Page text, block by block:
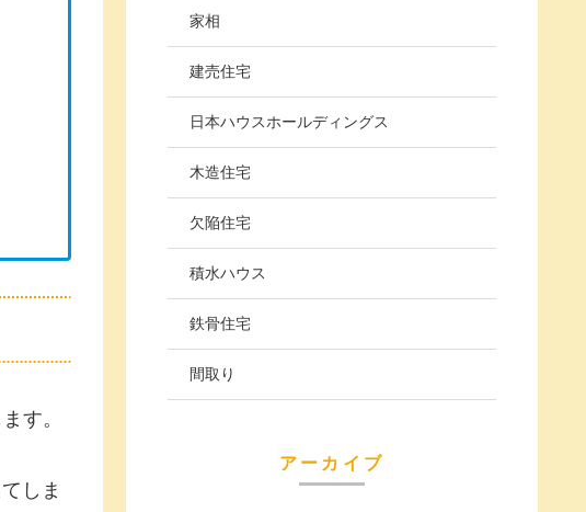
す。
しま
家相
建売住宅
日本ハウスホールディングス
木造住宅
欠陥住宅
積水ハウス
鉄骨住宅
間取り
アーカイブ